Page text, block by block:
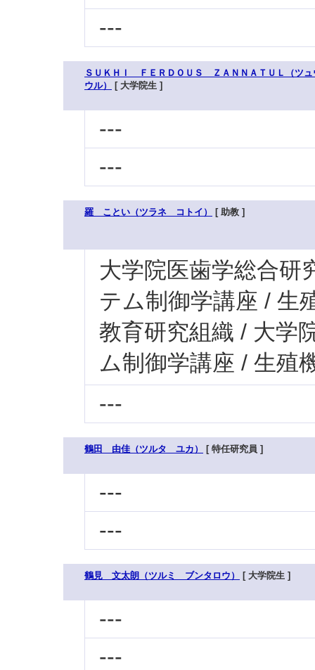
---
ＳＵＫＨＩ ＦＥＲＤＯＵＳ ＺＡＮＮＡＴＵＬ（ツ
ウル）
[ 大学院生 ]
---
---
羅 ことい（ツラネ コトイ） [ 助教 ]
大学院医歯学総合研
テム制御学講座 / 生
教育研究組織 / 大学
ム制御学講座 / 生殖
---
鶴田 由佳（ツルタ ユカ） [ 特任研究員 ]
---
---
鶴見 文太朗（ツルミ ブンタロウ） [ 大学院生 ]
---
---